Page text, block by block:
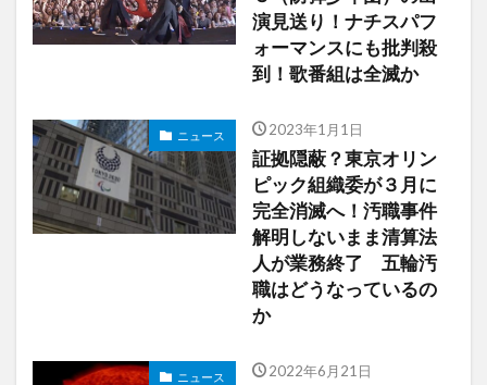
演見送り！ナチスパフ
ォーマンスにも批判殺
到！歌番組は全滅か
ニュース 2023年1月1日
証拠隠蔽？東京オリン
ピック組織委が３月に
完全消滅へ！汚職事件
解明しないまま清算法
人が業務終了 五輪汚
職はどうなっているの
か
ニュース 2022年6月21日